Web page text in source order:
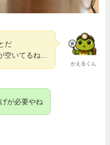
かえるくん
だ
空いてるね…
が必要やね